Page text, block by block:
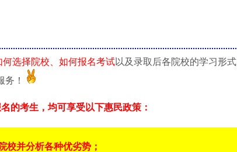
选择院校、如何报名考试以及录取后各院校的学习形式
！
的考生，均可享受以下惠民政策：
并分析各种优劣势；